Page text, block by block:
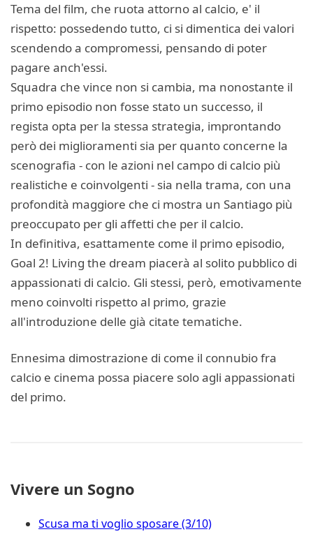
Tema del film, che ruota attorno al calcio, e' il
rispetto: possedendo tutto, ci si dimentica dei valori
scendendo a compromessi, pensando di poter
pagare anch'essi.
Squadra che vince non si cambia, ma nonostante il
primo episodio non fosse stato un successo, il
regista opta per la stessa strategia, improntando
però dei miglioramenti sia per quanto concerne la
scenografia - con le azioni nel campo di calcio più
realistiche e coinvolgenti - sia nella trama, con una
profondità maggiore che ci mostra un Santiago più
preoccupato per gli affetti che per il calcio.
In definitiva, esattamente come il primo episodio,
Goal 2! Living the dream piacerà al solito pubblico di
appassionati di calcio. Gli stessi, però, emotivamente
meno coinvolti rispetto al primo, grazie
all'introduzione delle già citate tematiche.
Ennesima dimostrazione di come il connubio fra
calcio e cinema possa piacere solo agli appassionati
del primo.
Vivere un Sogno
Scusa ma ti voglio sposare (3/10)